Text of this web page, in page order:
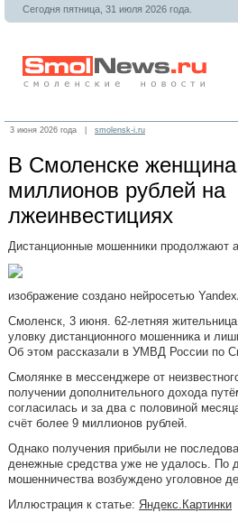
Сегодня пятница, 31 июля 2026 года.
3 июня 2026 года | smolensk-i.ru
В Смоленске женщина
миллионов рублей на
лжеинвестициях
Дистанционные мошенники продолжают
изображение создано нейросетью
Смоленск, 3 июня. 62-летняя
уловку дистанционного мошенника и
Об этом рассказали в УМВД России по
Смолянке в мессенджере от
получении дополнительного дохода
согласилась и за два с половиной
счёт более 9 миллионов рублей.
Однако получения прибыли не
денежные средства уже не удалось. По
мошенничества возбуждено уголовное
Иллюстрация к статье: Яндекс.Картинки